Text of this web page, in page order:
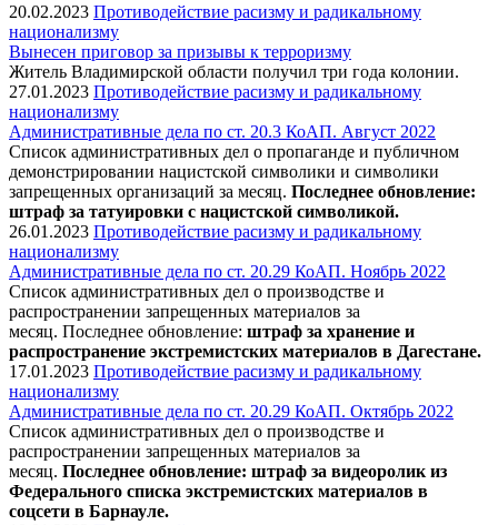
20.02.2023 Противодействие расизму и радикальному
национализму
Вынесен приговор за призывы к терроризму
Житель Владимирской области получил три года колонии.
27.01.2023 Противодействие расизму и радикальному
национализму
Административные дела по ст. 20.3 КоАП. Август 2022
Список административных дел о пропаганде и публичном
демонстрировании нацистской символики и символики
запрещенных организаций за месяц. Последнее обновление:
штраф за татуировки с нацистской символикой.
26.01.2023 Противодействие расизму и радикальному
национализму
Административные дела по ст. 20.29 КоАП. Ноябрь 2022
Список административных дел о производстве и
распространении запрещенных материалов за
месяц. Последнее обновление: штраф за хранение и
распространение экстремистских материалов в Дагестане.
17.01.2023 Противодействие расизму и радикальному
национализму
Административные дела по ст. 20.29 КоАП. Октябрь 2022
Список административных дел о производстве и
распространении запрещенных материалов за
месяц. Последнее обновление: штраф за видеоролик из
Федерального списка экстремистских материалов в
соцсети в Барнауле.